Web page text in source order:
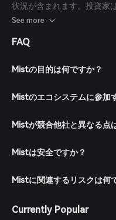
状況が含まれます。投資家
に基づいた判断を行うべきで
See more
FAQ
Mistの目的は何ですか？
Mistのエコシステムに参加
Mistが競合他社と異なる点
Mistは安全ですか？
Mistに関連するリスクは何
Currently Popular